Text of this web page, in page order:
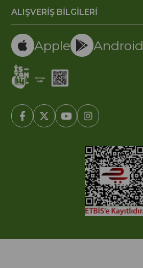
ALIŞVERİŞ BİLGİLERİ
Apple Android